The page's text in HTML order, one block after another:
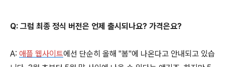
Q: 그럼 최종 정식 버전은 언제 출시되나요? 가격은요?
A: 애플 웹사이트에선 단순히 올해 "봄"에 나온다고 안내되고 있습